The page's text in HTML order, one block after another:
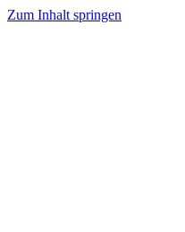
Zum Inhalt springen